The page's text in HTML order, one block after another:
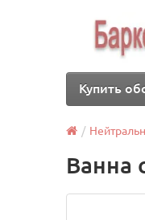
Купить
Ванна